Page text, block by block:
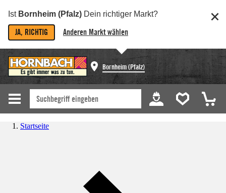
Ist Bornheim (Pfalz) Dein richtiger Markt?
JA, RICHTIG Anderen Markt wählen
Bornheim (Pfalz)
Startseite